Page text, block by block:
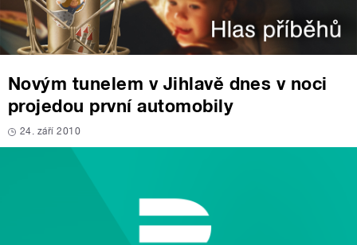
Novým tunelem v Jihlavě dnes v noci
projedou první automobily
24. září 2010